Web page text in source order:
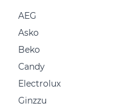
AEG
Asko
Beko
Candy
Electrolux
Ginzzu